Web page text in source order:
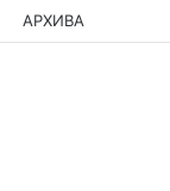
АРХИВА